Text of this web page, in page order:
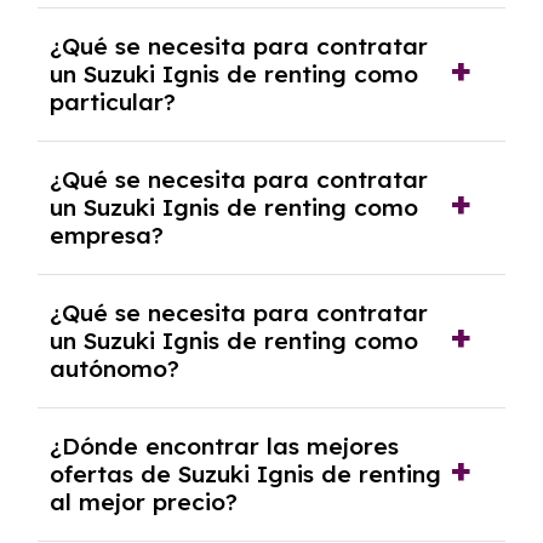
económica.
pero puede haber penalizaciones por
cancelación anticipada. Es importante revisar
las condiciones del contrato y hablar con un
experto que te asesore.
¿Qué se necesita para contratar
un Suzuki Ignis de renting como
particular?
y, en algunos casos, una consulta de solvencia
crediticia y un pago inicial.
¿Qué se necesita para contratar
un Suzuki Ignis de renting como
empresa?
documentación financiera y, en algunos
casos, un informe de solvencia de la empresa
y un pago inicial.
¿Qué se necesita para contratar
un Suzuki Ignis de renting como
autónomo?
autónomos, justificante de ingresos y, en
algunos casos, un informe fiscal y un pago
inicial.
¿Dónde encontrar las mejores
ofertas de Suzuki Ignis de renting
al mejor precio?